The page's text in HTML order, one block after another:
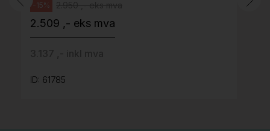
-15%
2.509 ,- eks mva
ID: 61785